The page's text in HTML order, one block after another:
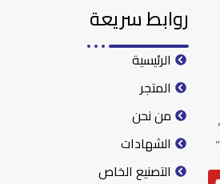
روابط سريعة
الرئيسية
المتجر
من نحن
الشهادات
التصنيع الخاص